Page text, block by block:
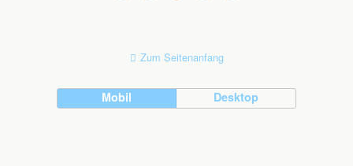
Zum Seitenanfang
Mobil Desktop